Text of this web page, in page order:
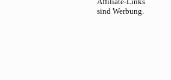
sind Werbung.